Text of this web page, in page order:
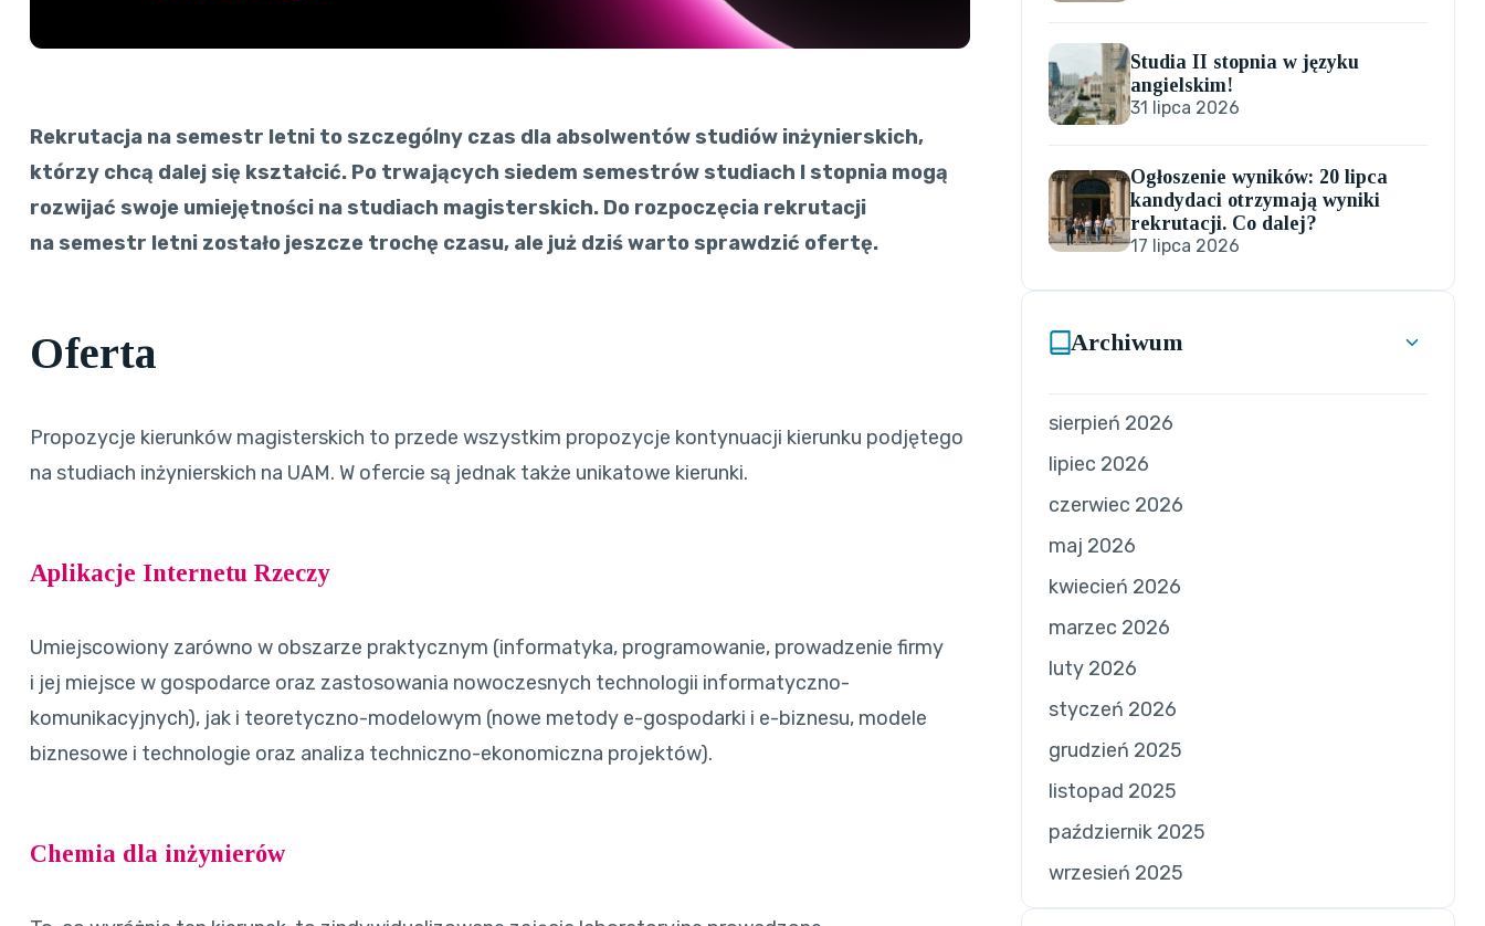
Rekrutacja na semestr letni to szczególny czas dla absolwentów studiów inżynierskich,
którzy chcą dalej się kształcić. Po trwających siedem semestrów studiach I stopnia mogą
rozwijać swoje umiejętności na studiach magisterskich. Do rozpoczęcia rekrutacji
na semestr letni zostało jeszcze trochę czasu, ale już dziś warto sprawdzić ofertę.
Oferta
Propozycje kierunków magisterskich to przede wszystkim propozycje kontynuacji kierunku podjętego
na studiach inżynierskich na UAM. W ofercie są jednak także unikatowe kierunki.
Aplikacje Internetu Rzeczy
Umiejscowiony zarówno w obszarze praktycznym (informatyka, programowanie, prowadzenie firmy
i jej miejsce w gospodarce oraz zastosowania nowoczesnych technologii informatyczno-
komunikacyjnych), jak i teoretyczno-modelowym (nowe metody e-gospodarki i e-biznesu, modele
biznesowe i technologie oraz analiza techniczno-ekonomiczna projektów).
Chemia dla inżynierów
Studia II stopnia w języku
angielskim!
31 lipca 2026
Ogłoszenie wyników: 20 lipca
kandydaci otrzymają wyniki
rekrutacji. Co dalej?
17 lipca 2026
Archiwum
sierpień 2026
lipiec 2026
czerwiec 2026
maj 2026
kwiecień 2026
marzec 2026
luty 2026
styczeń 2026
grudzień 2025
listopad 2025
październik 2025
wrzesień 2025